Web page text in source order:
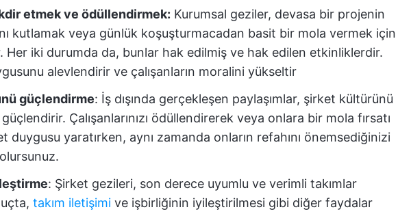
etmek ve ödüllendirmek: Kurumsal geziler, devasa bir projenin
kutlamak veya günlük koşuşturmacadan basit bir mola vermek için
Her iki durumda da, bunlar hak edilmiş ve hak edilen etkinliklerdir.
alevlendirir ve çalışanların moralini yükseltir
güçlendirme: İş dışında gerçekleşen paylaşımlar, şirket kültürünü
Çalışanlarınızı ödüllendirerek veya onlara bir mola fırsatı
duygusu yaratırken, aynı zamanda onların refahını önemsediğinizi
: Şirket gezileri, son derece uyumlu ve verimli takımlar
takım iletişimi ve işbirliğinin iyileştirilmesi gibi diğer faydalar